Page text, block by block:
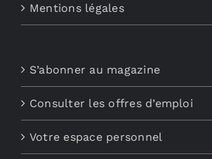
Mentions légales
S’abonner au magazine
Consulter les offres d’emploi
Votre espace personnel